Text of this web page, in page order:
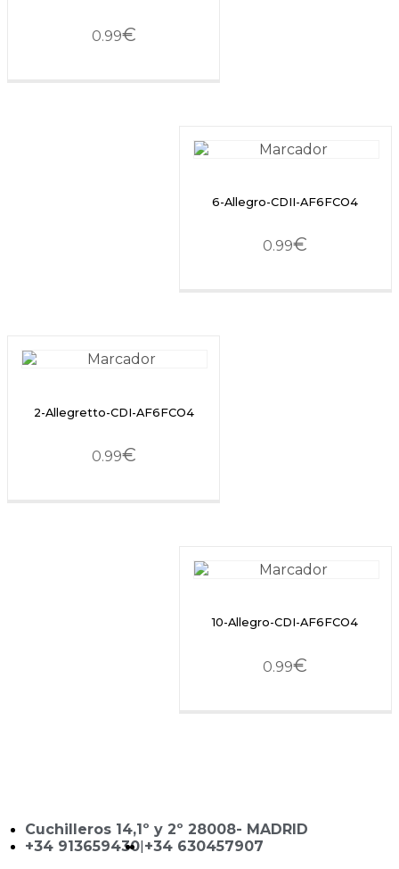
0.99€
6-Allegro-CDII-AF6FCO4
0.99€
2-Allegretto-CDI-AF6FCO4
0.99€
10-Allegro-CDI-AF6FCO4
0.99€
Cuchilleros 14,1º y 2º 28008- MADRID
+34 913659430|+34 630457907